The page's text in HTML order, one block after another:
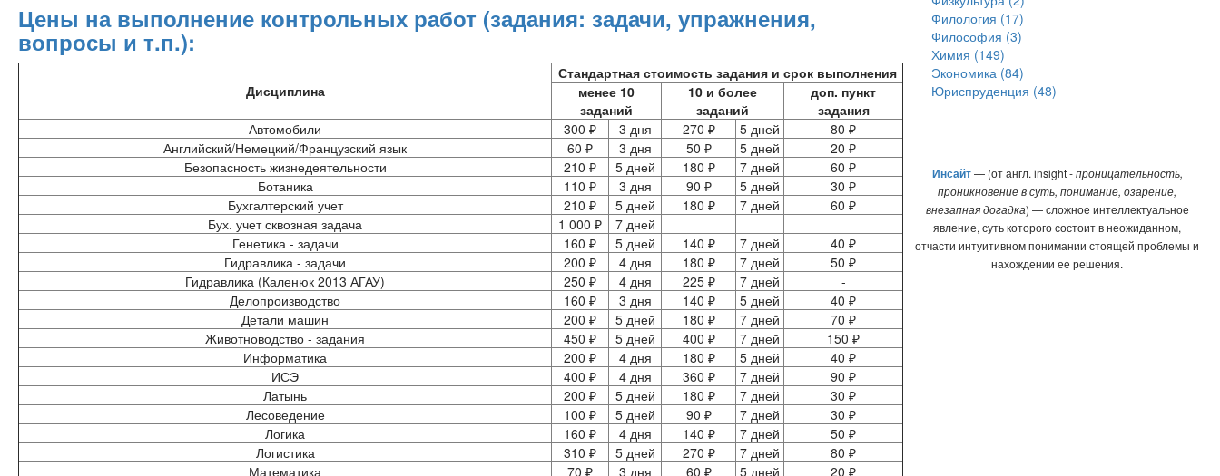
Цены на выполнение контрольных работ (задания: задачи, упражнения,
вопросы и т.п.):
Дисциплина
Стандартная стоимость задания и срок выполнения
менее 10
заданий
10 и более
заданий
доп. пункт
задания
Автомобили
300 ₽ 3 дня 270 ₽ 5 дней
80 ₽
Английский/Немецкий/Французский язык
60 ₽ 3 дня 50 ₽ 5 дней
20 ₽
Безопасность жизнедеятельности
210 ₽ 5 дней 180 ₽ 7 дней
60 ₽
Ботаника
110 ₽ 3 дня 90 ₽ 5 дней
30 ₽
Бухгалтерский учет
210 ₽ 5 дней 180 ₽ 7 дней
60 ₽
Бух. учет сквозная задача
1 000 ₽
7 дней
Генетика - задачи
160 ₽ 5 дней 140 ₽ 7 дней
40 ₽
Гидравлика - задачи
200 ₽ 4 дня 180 ₽ 7 дней
50 ₽
Гидравлика (Каленюк 2013 АГАУ)
250 ₽ 4 дня 225 ₽ 7 дней
-
Делопроизводство
160 ₽ 3 дня 140 ₽ 5 дней
40 ₽
Детали машин
200 ₽ 5 дней 180 ₽ 7 дней
70 ₽
Животноводство - задания
450 ₽ 5 дней 400 ₽ 7 дней
150 ₽
Информатика
200 ₽ 4 дня 180 ₽ 5 дней
40 ₽
ИСЭ
400 ₽ 4 дня 360 ₽ 7 дней
90 ₽
Латынь
200 ₽ 5 дней 180 ₽ 7 дней
30 ₽
Лесоведение
100 ₽ 5 дней 90 ₽ 7 дней
30 ₽
Логика
160 ₽ 4 дня 140 ₽ 7 дней
50 ₽
Логистика
310 ₽ 5 дней 270 ₽ 7 дней
80 ₽
Математика
70 ₽ 3 дня 60 ₽ 5 дней
20 ₽
Филология (17)
Философия (3)
Химия (149)
Экономика (84)
Юриспруденция (48)
Инсайт— (от англ. insight -проницательность,
проникновение в суть, понимание, озарение,
внезапная догадка) — сложное интеллектуальное
явление, суть которого состоит в неожиданном,
отчасти интуитивном понимании стоящей проблемы и
нахождении ее решения.